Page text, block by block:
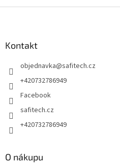
Kontakt
objednavka@safitech.cz
+420732786949
Facebook
safitech.cz
+420732786949
O nákupu